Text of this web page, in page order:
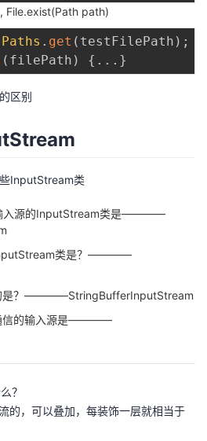
File.exist(Path path)
Paths . get ( testFilePath ) ;
( filePath ) { . . . }
区别
InputStream类
入源的InputStream类是————
类是？————
是？————StringBufferInputStream
信的输入源是————
？
的，可以叠加，每装饰一层就相当于